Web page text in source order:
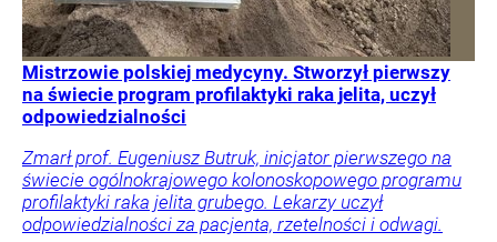
Mistrzowie polskiej medycyny. Stworzył pierwszy
na świecie program profilaktyki raka jelita, uczył
odpowiedzialności
Zmarł prof. Eugeniusz Butruk, inicjator pierwszego na
świecie ogólnokrajowego kolonoskopowego programu
profilaktyki raka jelita grubego. Lekarzy uczył
odpowiedzialności za pacjenta, rzetelności i odwagi.